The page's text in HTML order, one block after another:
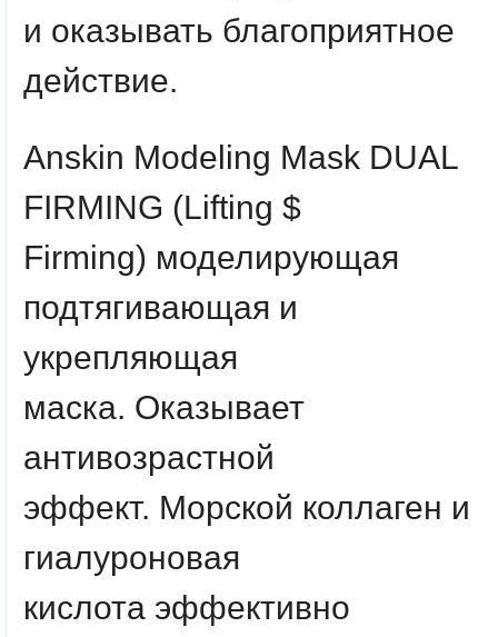
и оказывать благоприятное
действие.
Anskin Modeling Mask DUAL
FIRMING (Lifting $
Firming) моделирующая
подтягивающая и
укрепляющая
маска. Оказывает
антивозрастной
эффект. Морской коллаген и
гиалуроновая
кислота эффективно